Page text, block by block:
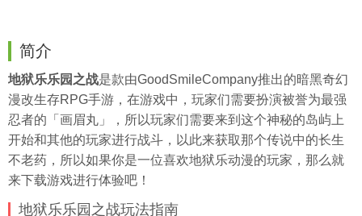
简介
地狱乐乐园之战是款由GoodSmileCompany推出的暗黑奇幻
漫改生存RPG手游，在游戏中，玩家们需要扮演被誉为最强
忍者的「画眉丸」，所以玩家们需要来到这个神秘的岛屿上
开始和其他的玩家进行战斗，以此来获取那个传说中的长生
不老药，所以如果你是一位喜欢地狱乐动漫的玩家，那么就
来下载游戏进行体验吧！
地狱乐乐园之战玩法指南